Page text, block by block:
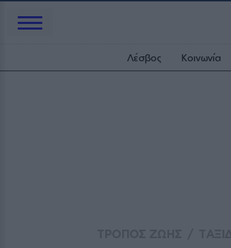
Λέσβος Κοινωνία